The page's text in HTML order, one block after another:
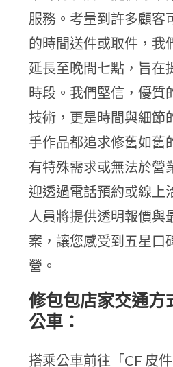
服務。考量到許多顧客
的時間送件或取件，我
延長至晚間七點，旨在
時段。我們堅信，優質
技術，更是時間與細節
手作品都追求修舊如舊
有特殊需求或無法於營
迎透過電話預約或線上
人員將提供透明報價與
案，讓您感受到五星口
營。
修包包店家交通方
公車：
搭乘公車前往「CF 皮